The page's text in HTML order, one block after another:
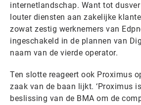
internetlandschap. Want tot
louter diensten aan zakelijke
zowat zestig werknemers van
ingeschakeld in de plannen van
naam van de vierde operator.
Ten slotte reageert ook Proximus
zaak van de baan lijkt. ‘Proximus
beslissing van de BMA om de